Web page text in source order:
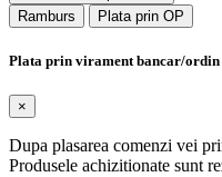
Ramburs
Plata prin OP
Plata prin virament bancar/ordin
×
Dupa plasarea comenzi vei
Produsele achizitionate sunt